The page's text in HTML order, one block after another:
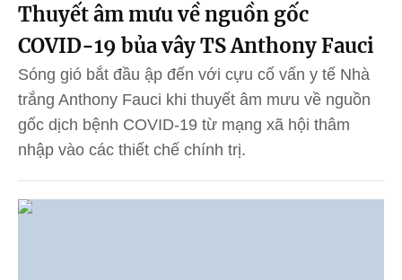
Thuyết âm mưu về nguồn gốc
COVID-19 bủa vây TS Anthony Fauci
Sóng gió bắt đầu ập đến với cựu cố vấn y tế Nhà
trắng Anthony Fauci khi thuyết âm mưu về nguồn
gốc dịch bệnh COVID-19 từ mạng xã hội thâm
nhập vào các thiết chế chính trị.